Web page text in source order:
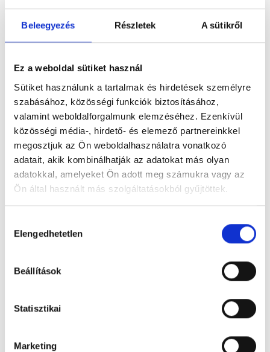
Beleegyezés Részletek A sütikről
Ez a weboldal sütiket használ
Sütiket használunk a tartalmak és hirdetések személyre
szabásához, közösségi funkciók biztosításához,
valamint weboldalforgalmunk elemzéséhez. Ezenkívül
közösségi média-, hirdető- és elemező partnereinkkel
megosztjuk az Ön weboldalhasználatra vonatkozó
adatait, akik kombinálhatják az adatokat más olyan
adatokkal, amelyeket Ön adott meg számukra vagy az
Ön által használt más szolgáltatásokból gyűjtöttek.
szabályzat:https://foglaljorvost.hu/info/foglaljorvost-
kiválasztása
Elengedhetetlen
Beállítások
Statisztikai
Marketing
Cseppek Háza
2011 Budakalász, Sport u. 3.
Foglalj időpontot megbízható
magánorvosokhoz most!
Válassz szakterületet
Válassz helyszínt